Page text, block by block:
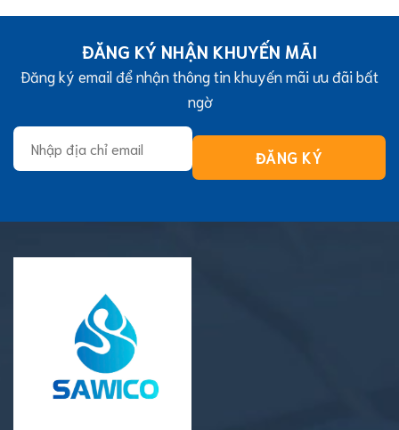
ĐĂNG KÝ NHẬN KHUYẾN MÃI
Đăng ký email để nhận thông tin khuyến mãi ưu đãi bất
ngờ